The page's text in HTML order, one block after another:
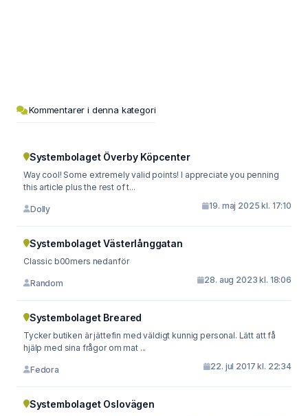
Kommentarer i denna kategori
Systembolaget Överby Köpcenter
Way cool! Some extremely valid points! I appreciate you penning
this article plus the rest of t...
Dolly 19. maj 2025 kl. 17:10
Systembolaget Västerlånggatan
Classic b00mers nedanför
Random 28. aug 2023 kl. 18:06
Systembolaget Breared
Tycker butiken är jättefin med väldigt kunnig personal. Lätt att få
hjälp med sina frågor om mat ...
Fedora 22. jul 2017 kl. 22:34
Systembolaget Oslovägen